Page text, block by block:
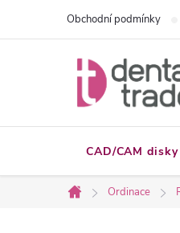
Obchodní podmínky
CAD/CAM disky
Domů
Ordinace